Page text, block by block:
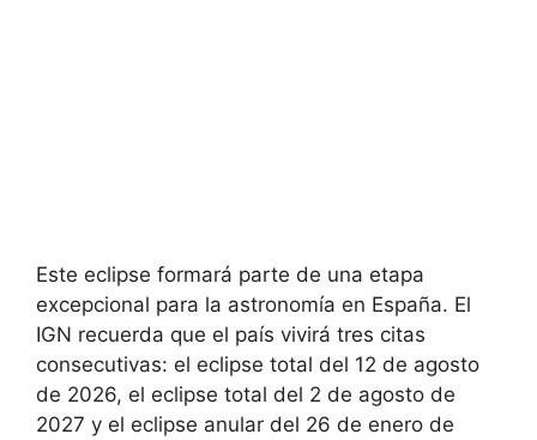
Este eclipse formará parte de una etapa
excepcional para la astronomía en España. El
IGN recuerda que el país vivirá tres citas
consecutivas: el eclipse total del 12 de agosto
de 2026, el eclipse total del 2 de agosto de
2027 y el eclipse anular del 26 de enero de